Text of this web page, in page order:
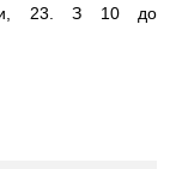
23. З 10 до